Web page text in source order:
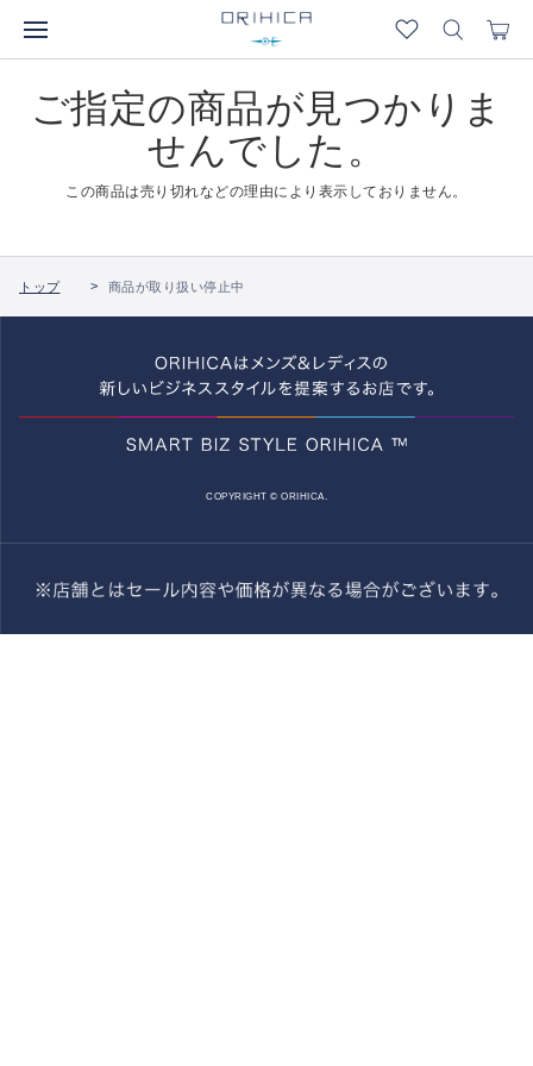
ご指定の商品が見つかりま
せんでした。
この商品は売り切れなどの理由により表示しておりません。
トップ 商品が取り扱い停止中
COPYRIGHT © ORIHICA.